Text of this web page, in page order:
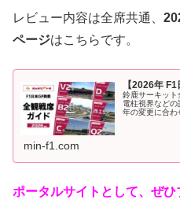
レビュー内容は全席共通、
ページはこちらです。
【2026年
鈴鹿サーキット
電柱視界など
年の変更に合わ
min-f1.com
ポータルサイトとして、ぜ